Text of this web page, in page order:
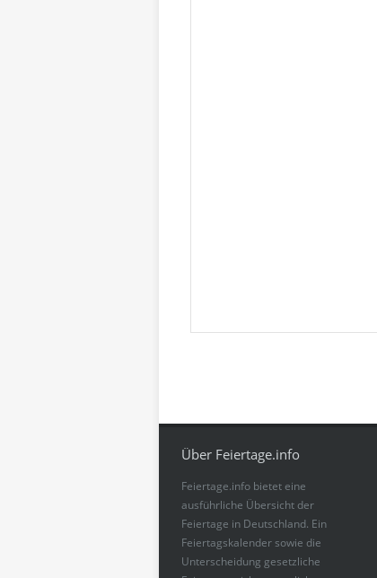
Über Feiertage.info
Feiertage.info bietet eine
ausführliche Übersicht der
Feiertage in Deutschland. Ein
Feiertagskalender sowie die
Unterscheidung gesetzliche